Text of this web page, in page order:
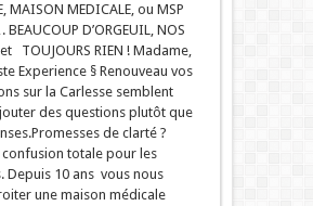
MAISON MEDICALE, ou MSP
D’ORGEUIL, NOS
TOUJOURS RIEN ! Madame,
Experience § Renouveau vos
sur la Carlesse semblent
des questions plutôt que
de clarté ?
confusion totale pour les
Depuis 10 ans vous nous
une maison médicale